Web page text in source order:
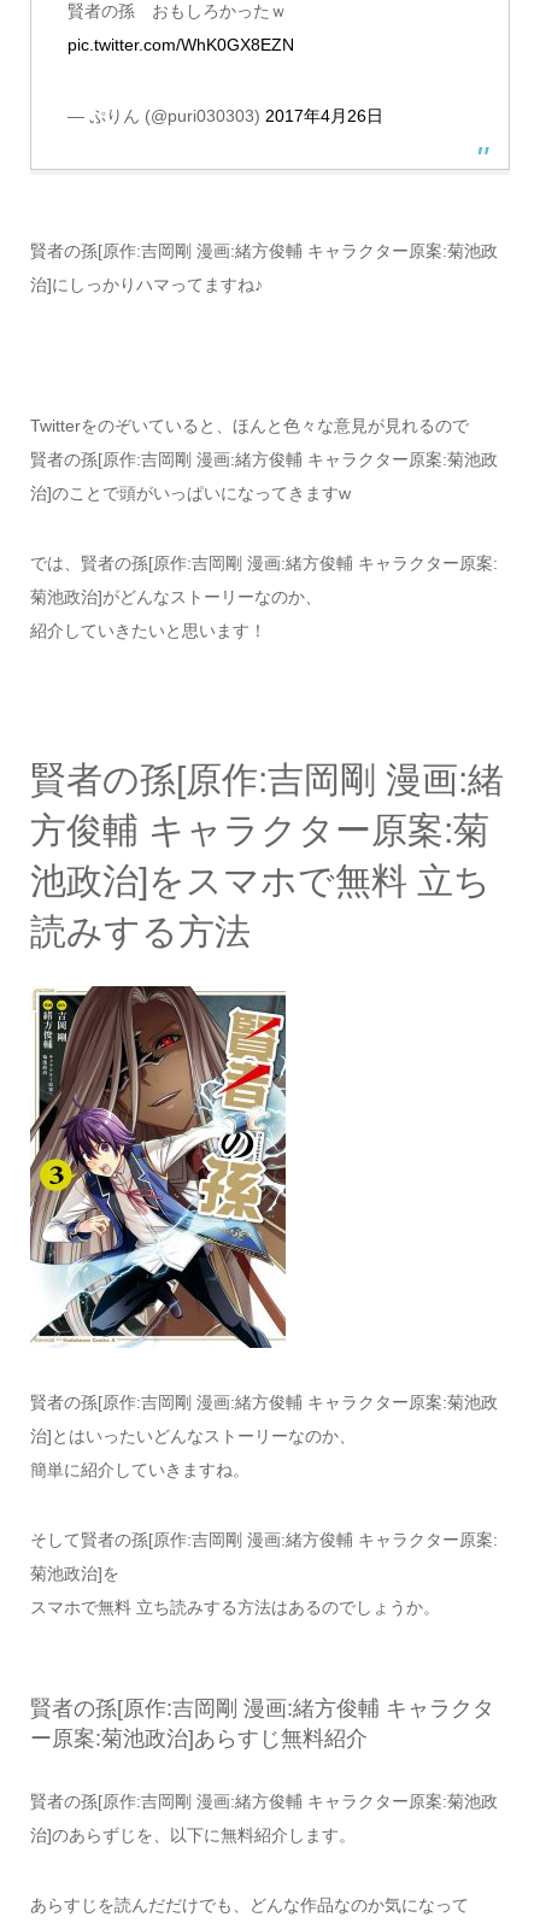
賢者の孫 おもしろかったｗ
pic.twitter.com/WhK0GX8EZN
— ぷりん (@puri030303) 2017年4月26日
賢者の孫[原作:吉岡剛 漫画:緒方俊輔 キャラクター原案:菊池政
治]にしっかりハマってますね♪
Twitterをのぞいていると、ほんと色々な意見が見れるので
賢者の孫[原作:吉岡剛 漫画:緒方俊輔 キャラクター原案:菊池政
治]のことで頭がいっぱいになってきますw
では、賢者の孫[原作:吉岡剛 漫画:緒方俊輔 キャラクター原案:
菊池政治]がどんなストーリーなのか、
紹介していきたいと思います！
賢者の孫[原作:吉岡剛 漫画:緒
方俊輔 キャラクター原案:菊
池政治]をスマホで無料 立ち
読みする方法
賢者の孫[原作:吉岡剛 漫画:緒方俊輔 キャラクター原案:菊池政
治]とはいったいどんなストーリーなのか、
簡単に紹介していきますね。
そして賢者の孫[原作:吉岡剛 漫画:緒方俊輔 キャラクター原案:
菊池政治]を
スマホで無料 立ち読みする方法はあるのでしょうか。
賢者の孫[原作:吉岡剛 漫画:緒方俊輔 キャラクタ
ー原案:菊池政治]あらすじ無料紹介
賢者の孫[原作:吉岡剛 漫画:緒方俊輔 キャラクター原案:菊池政
治]のあらずじを、以下に無料紹介します。
あらすじを読んだだけでも、どんな作品なのか気になって